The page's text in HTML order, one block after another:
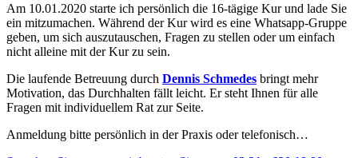
Am 10.01.2020 starte ich persönlich die 16-tägige Kur und lade Sie
ein mitzumachen. Während der Kur wird es eine Whatsapp-Gruppe
geben, um sich auszutauschen, Fragen zu stellen oder um einfach
nicht alleine mit der Kur zu sein.
Die laufende Betreuung durch Dennis Schmedes bringt mehr
Motivation, das Durchhalten fällt leicht. Er steht Ihnen für alle
Fragen mit individuellem Rat zur Seite.
Anmeldung bitte persönlich in der Praxis oder telefonisch…